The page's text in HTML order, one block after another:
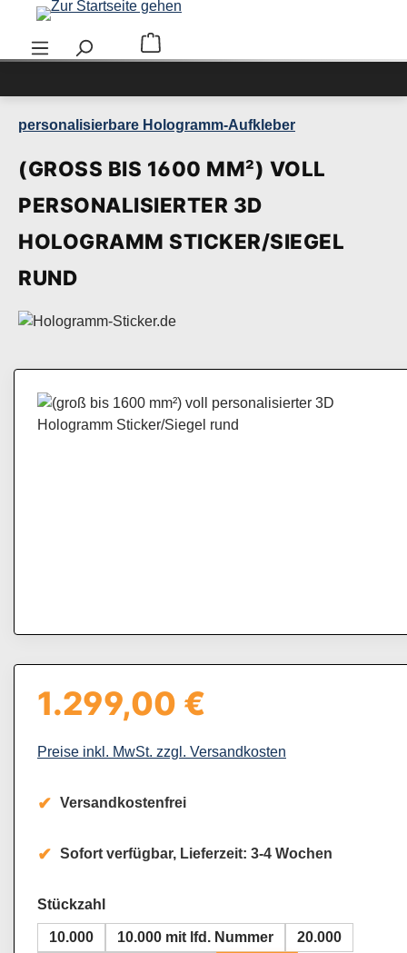
Zum Hauptinhalt springen
Warenkorb enthält 0 Positionen. Der
personalisierbare Hologramm-Aufkleber
(GROSS BIS 1600 MM²) VOLL P
ERSONALISIERTER 3D H
OLOGRAMM STICKER/SIEGEL R
UND
Bildergalerie überspringen
Regulärer Preis:
1.299,00 €
Preise inkl. MwSt. zzgl. Versandkosten
Versandkostenfrei
Sofort verfügbar, Lieferzeit: 3-4 Wochen
Stückzahl auswählen
10.000 10.000 mit lfd. Nummer
20.000